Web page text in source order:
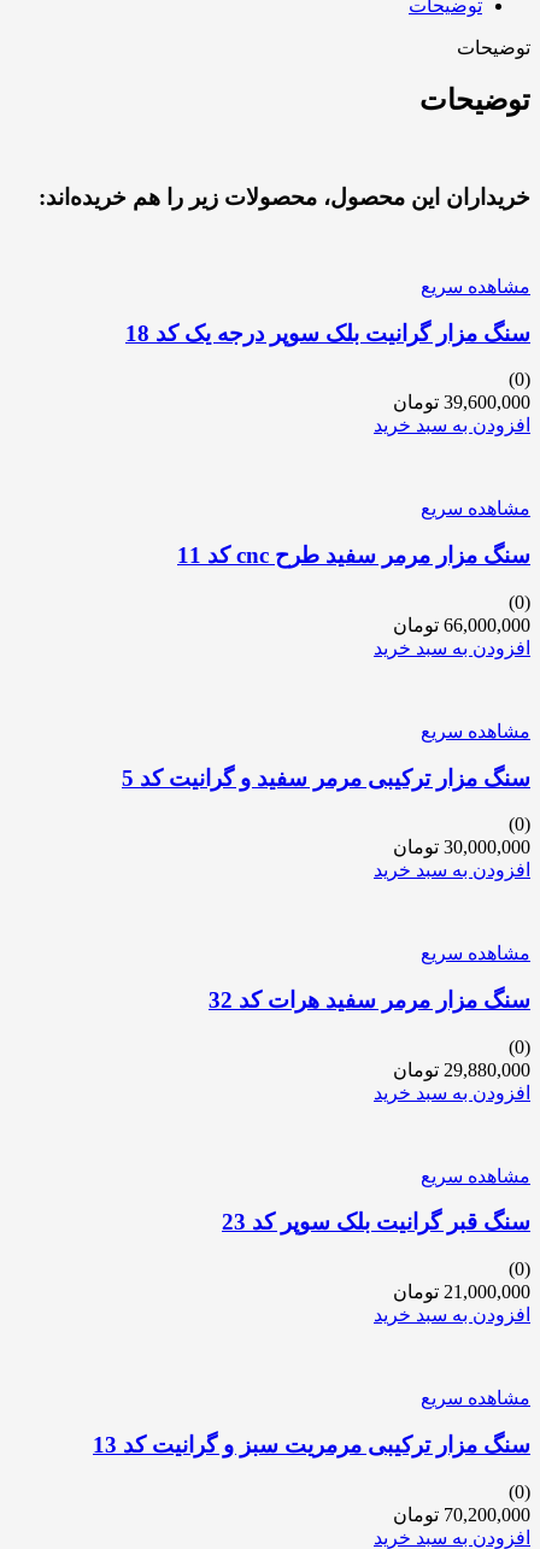
توضیحات
توضیحات
توضیحات
خریداران این محصول، محصولات زیر را هم خریده‌اند:
مشاهده سریع
سنگ مزار گرانیت بلک سوپر درجه یک کد 18
(0)
39,600,000 تومان
افزودن به سبد خرید
مشاهده سریع
سنگ مزار مرمر سفید طرح cnc کد 11
(0)
66,000,000 تومان
افزودن به سبد خرید
مشاهده سریع
سنگ مزار ترکیبی مرمر سفید و گرانیت کد 5
(0)
30,000,000 تومان
افزودن به سبد خرید
مشاهده سریع
سنگ مزار مرمر سفید هرات کد 32
(0)
29,880,000 تومان
افزودن به سبد خرید
مشاهده سریع
سنگ قبر گرانیت بلک سوپر کد 23
(0)
21,000,000 تومان
افزودن به سبد خرید
مشاهده سریع
سنگ مزار ترکیبی مرمریت سبز و گرانیت کد 13
(0)
70,200,000 تومان
افزودن به سبد خرید